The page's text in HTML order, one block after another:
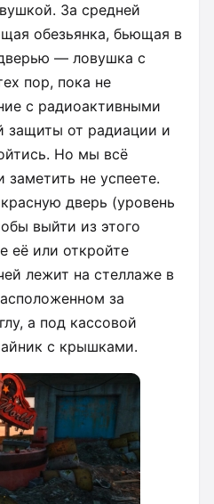
За средней
обезьянка, бьющая в
— ловушка с
пор, пока не
с радиоактивными
защиты от радиации и
Но мы всё
не успеете.
дверь (уровень
выйти из этого
её или откройте
лежит на стеллаже в
за
а под кассовой
с крышками.